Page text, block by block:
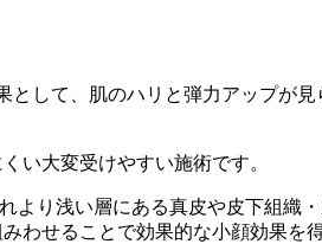
して、肌のハリと弾力アップが
い大変受けやすい施術です。
り浅い層にある真皮や皮下組織
わせることで効果的な小顔効果を